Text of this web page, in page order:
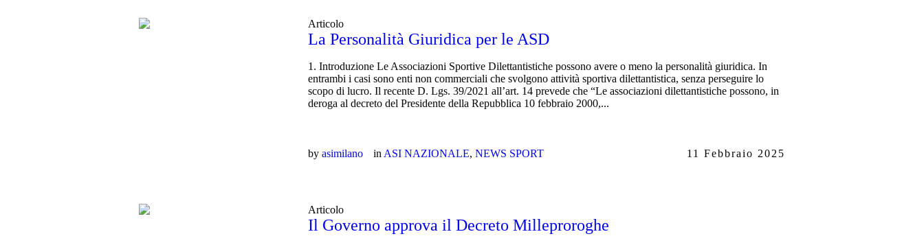
Articolo
La Personalità Giuridica per le ASD
1. Introduzione Le Associazioni Sportive Dilettantistiche possono avere o meno la personalità giuridica. In
entrambi i casi sono enti non commerciali che svolgono attività sportiva dilettantistica, senza perseguire lo
scopo di lucro. Il recente D. Lgs. 39/2021 all’art. 14 prevede che “Le associazioni dilettantistiche possono, in
deroga al decreto del Presidente della Repubblica 10 febbraio 2000,...
byasimilano in ASI NAZIONALE,NEWS SPORT 11 Febbraio 2025
Articolo
Il Governo approva il Decreto Milleproroghe